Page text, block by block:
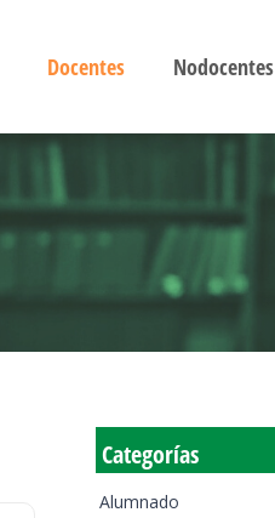
Docentes Nodocentes
Categorías
Alumnado